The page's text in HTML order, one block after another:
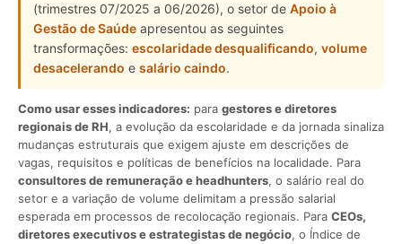
(trimestres 07/2025 a 06/2026), o setor de Apoio à
Gestão de Saúde apresentou as seguintes
transformações: escolaridade desqualificando, volume
desacelerando e salário caindo.
Como usar esses indicadores: para gestores e diretores
regionais de RH, a evolução da escolaridade e da jornada sinaliza
mudanças estruturais que exigem ajuste em descrições de
vagas, requisitos e políticas de benefícios na localidade. Para
consultores de remuneração e headhunters, o salário real do
setor e a variação de volume delimitam a pressão salarial
esperada em processos de recolocação regionais. Para CEOs,
diretores executivos e estrategistas de negócio, o Índice de